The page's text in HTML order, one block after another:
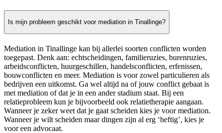
Is mijn probleem geschikt voor mediation in Tinallinge?
Mediation in Tinallinge kan bij allerlei soorten conflicten worden
toegepast. Denk aan: echtscheidingen, familieruzies, burenruzies,
arbeidsconflicten, huurgeschillen, handelsconflicten, erfenissen,
bouwconflicten en meer. Mediation is voor zowel particulieren als
bedrijven een uitkomst. Ga wel altijd na of jouw conflict gebaat is
met mediation of dat je in een ander stadium staat. Bij een
relatieprobleem kun je bijvoorbeeld ook relatietherapie aangaan.
Wanneer je zeker weet dat je gaat scheiden kies je voor mediation.
Wanneer je wilt scheiden maar dingen zijn al erg ‘heftig’, kies je
voor een advocaat.